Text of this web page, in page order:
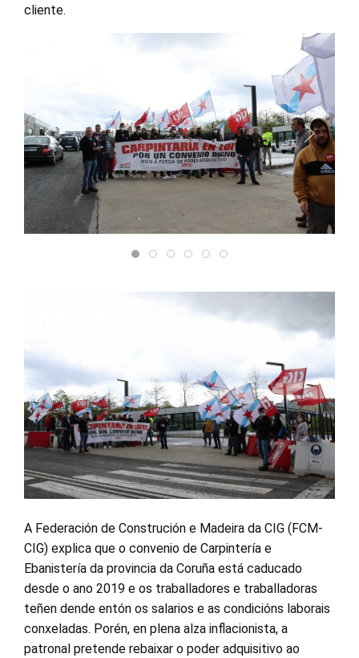
cliente.
A Federación de Construción e Madeira da CIG (FCM-
CIG) explica que o convenio de Carpintería e
Ebanistería da provincia da Coruña está caducado
desde o ano 2019 e os traballadores e traballadoras
teñen dende entón os salarios e as condicións laborais
conxeladas. Porén, en plena alza inflacionista, a
patronal pretende rebaixar o poder adquisitivo ao